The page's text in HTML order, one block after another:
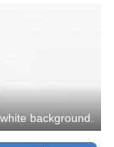
background.